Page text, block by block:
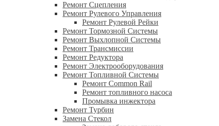
Ремонт Сцепления
Ремонт Рулевого Управления
Ремонт Рулевой Рейки
Ремонт Тормозной Системы
Ремонт Выхлопной Системы
Ремонт Трансмиссии
Ремонт Редуктора
Ремонт Электрооборудования
Ремонт Топливной Системы
Ремонт Common Rail
Ремонт топливного насоса
Промывка инжектора
Ремонт Турбин
Замена Стекол